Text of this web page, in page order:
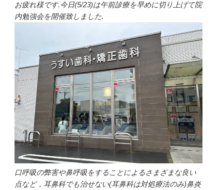
お疲れ様です.今日(5/23)は午前診療を早めに切り上げて院
内勉強会を開催致しました.
口呼吸の弊害や鼻呼吸をすることによるさまざまな良い
点など，耳鼻科でも治せない(耳鼻科は対処療法のみ)鼻炎